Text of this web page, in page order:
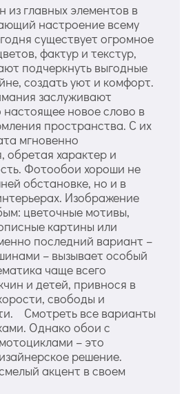
из главных элементов в
настроение всему
существует огромное
фактур и текстур,
подчеркнуть выгодные
создать уют и комфорт.
заслуживают
новое слово в
пространства. С их
мгновенно
обретая характер и
Фотообои хороши не
обстановке, но и в
Изображение
цветочные мотивы,
картины или
последний вариант –
– вызывает особый
чаще всего
и детей, привнося в
свободы и
Смотреть все варианты
Однако обои с
– это
решение.
акцент в своем